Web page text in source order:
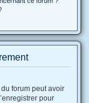
forum peut avoir
pour